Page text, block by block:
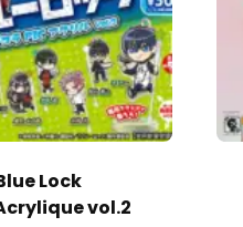
Lock
vol.2